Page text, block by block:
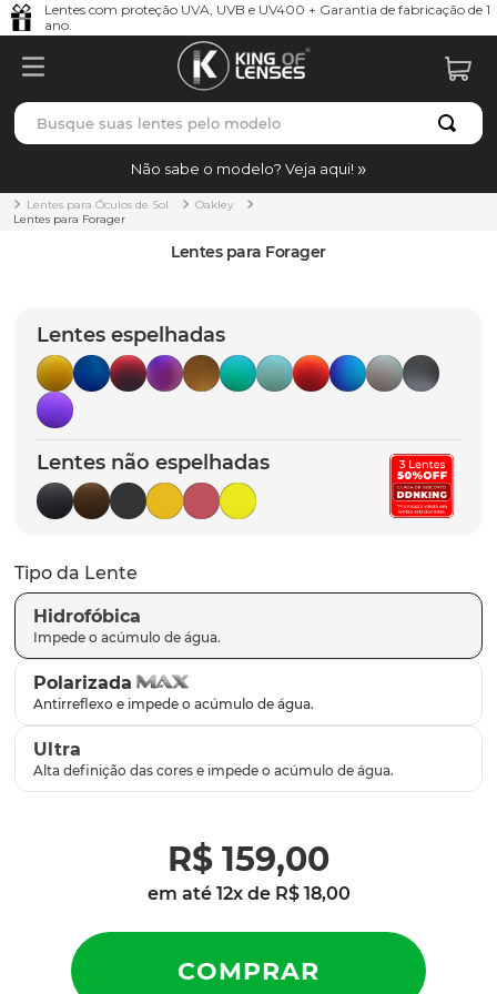
Lentes com proteção UVA, UVB e UV400 + Garantia de fabricação de 1
ano.
Busque suas lentes pelo modelo
Não sabe o modelo? Veja aqui!
Lentes para Óculos de Sol
Oakley
Lentes para Forager
Lentes para Forager
Lentes espelhadas
Lentes não espelhadas
Tipo da Lente
Hidrofóbica
Polarizada
Ultra
R$ 159,00
em até 12x de R$ 18,00
TERMOS MAIS BUSCADOS
1º borrachas
5º chaves
6º t-shock
7º gasket
8º parafusos
9º latch